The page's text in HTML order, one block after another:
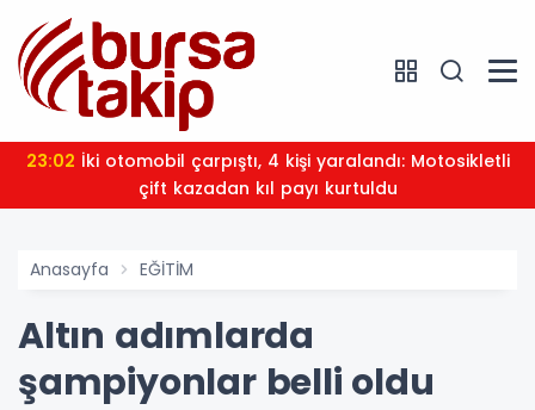
23:02
çift kazadan kıl payı kurtuldu
Anasayfa EĞİTİM
Altın adımlarda
şampiyonlar belli oldu